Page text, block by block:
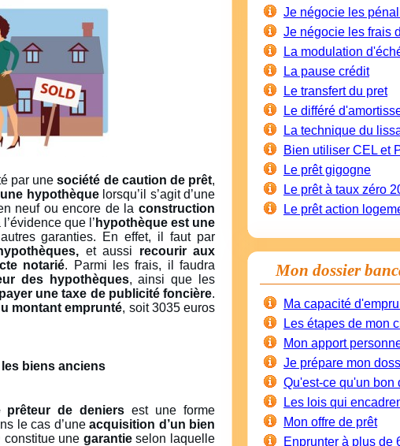
par unesociété de caution de prêt,
hypothèquelorsqu’il s’agit d’une
neuf ou encore de laconstruction
que l’ hypothèque est une
garanties. En effet, il faut par
et aussi recourir aux
notarié. Parmi les frais, il faudra
des hypothèques, ainsi que les
payer une taxe de publicité foncière.
montant emprunté, soit 3035 euros
les biens anciens
de deniers est une forme
le cas d’uneacquisition d’un bien
constitue une garantieselon laquelle
Je négocie les
Je négocie les frais
La modulation
La pause crédit
Le transfert du pret
Le différé
La technique du
Bien utiliser CEL et
Le prêt gigogne
Le prêt à taux zéro
Le prêt action
Mon dossier
Ma capacité
Les étapes de mon
Mon apport
Je prépare mon
Qu'est-ce qu'un bon
Les lois qui
Mon offre de prêt
Enprunter à plus de